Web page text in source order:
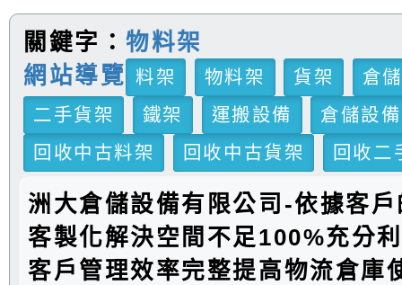
關鍵字：物料架
網站導覽 料架 物料架 貨架
倉
二手貨架
鐵架 運搬設備
倉儲設備
回收中古料架
回收中古貨架 回收二
洲大倉儲設備有限公司-依據客
客製化解決空間不足100%充分
客戶管理效率完整提高物流倉庫